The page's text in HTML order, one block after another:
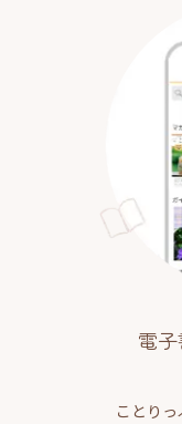
電
ことり